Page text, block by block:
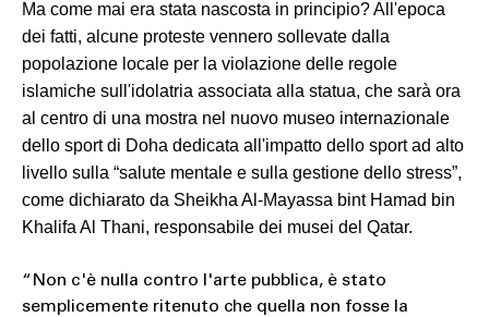
Ma come mai era stata nascosta in principio? All'epoca
dei fatti, alcune proteste vennero sollevate dalla
popolazione locale per la violazione delle regole
islamiche sull'idolatria associata alla statua, che sarà ora
al centro di una mostra nel nuovo museo internazionale
dello sport di Doha dedicata all'impatto dello sport ad alto
livello sulla “salute mentale e sulla gestione dello stress”,
come dichiarato da Sheikha Al-Mayassa bint Hamad bin
Khalifa Al Thani, responsabile dei musei del Qatar.
“Non c'è nulla contro l'arte pubblica, è stato
semplicemente ritenuto che quella non fosse la